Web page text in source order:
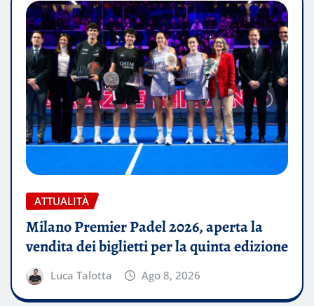
ATTUALITÀ
Milano Premier Padel 2026, aperta la
vendita dei biglietti per la quinta edizione
Luca Talotta Ago 8, 2026